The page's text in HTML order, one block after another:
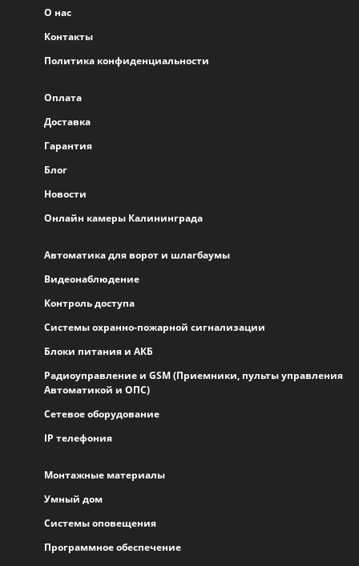
О нас
Контакты
Политика конфиденциальности
Оплата
Доставка
Гарантия
Блог
Новости
Онлайн камеры Калининграда
Автоматика для ворот и шлагбаумы
Видеонаблюдение
Контроль доступа
Системы охранно-пожарной сигнализации
Блоки питания и АКБ
Радиоуправление и GSM (Приемники, пульты управления
Автоматикой и ОПС)
Сетевое оборудование
IP телефония
Монтажные материалы
Умный дом
Системы оповещения
Программное обеспечение